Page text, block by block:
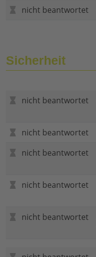
nicht beantwortet
Sicherheit
nicht beantwortet
nicht beantwortet
nicht beantwortet
nicht beantwortet
nicht beantwortet